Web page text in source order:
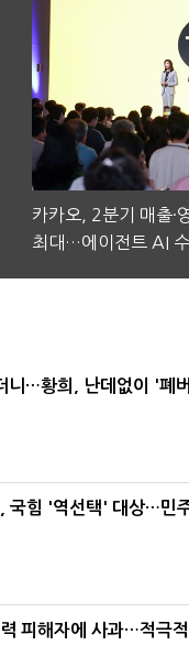
카카오, 2분기 매출·
최대…에이전트 AI
니…황희, 난데없이 '폐
국힘 '역선택' 대상…민
피해자에 사과…적극